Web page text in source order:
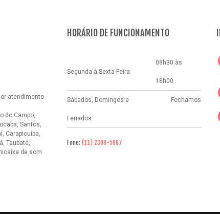
atendimento
do Campo,
Santos,
Carapicuíba,
Taubaté,
de som
HORÁRIO DE FUNCIONAMENTO
Segunda à Sexta-Feira:
08h30 às
18h00
Sábados, Domingos e
Feriados:
Fechamos
Fone: (11) 2308-5067